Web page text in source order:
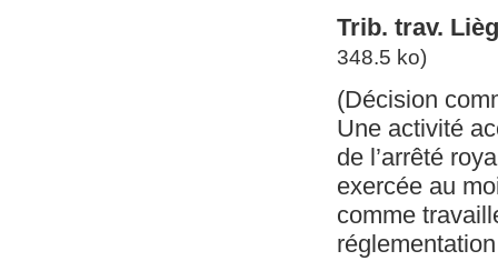
Trib. trav.
348.5 ko)
(Décision
Une activité
de l’arrêté
exercée au
comme